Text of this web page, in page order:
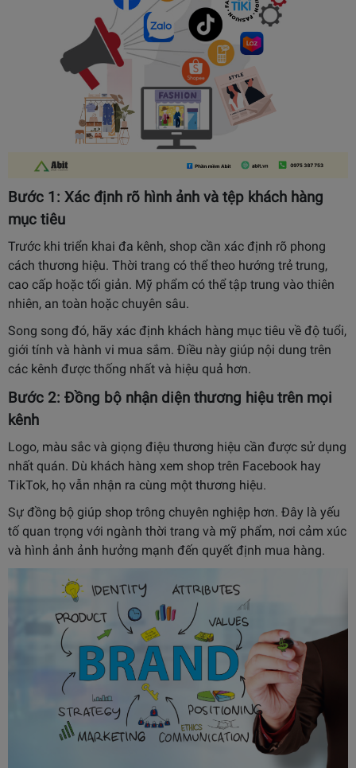
Bước 1: Xác định rõ hình ảnh và tệp khách hàng
mục tiêu
Trước khi triển khai đa kênh, shop cần xác định rõ phong
cách thương hiệu. Thời trang có thể theo hướng trẻ trung,
cao cấp hoặc tối giản. Mỹ phẩm có thể tập trung vào thiên
nhiên, an toàn hoặc chuyên sâu.
Song song đó, hãy xác định khách hàng mục tiêu về độ tuổi,
giới tính và hành vi mua sắm. Điều này giúp nội dung trên
các kênh được thống nhất và hiệu quả hơn.
Bước 2: Đồng bộ nhận diện thương hiệu trên mọi
kênh
Logo, màu sắc và giọng điệu thương hiệu cần được sử dụng
nhất quán. Dù khách hàng xem shop trên Facebook hay
TikTok, họ vẫn nhận ra cùng một thương hiệu.
Sự đồng bộ giúp shop trông chuyên nghiệp hơn. Đây là yếu
tố quan trọng với ngành thời trang và mỹ phẩm, nơi cảm xúc
và hình ảnh ảnh hưởng mạnh đến quyết định mua hàng.